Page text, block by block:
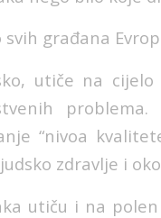
građana
utiče na
problema.
“nivoa
zdravlje i
utiču i na